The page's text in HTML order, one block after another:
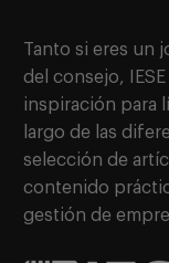
Tanto si eres
del consejo,
inspiración para
largo de las
selección de
contenido
gestión de